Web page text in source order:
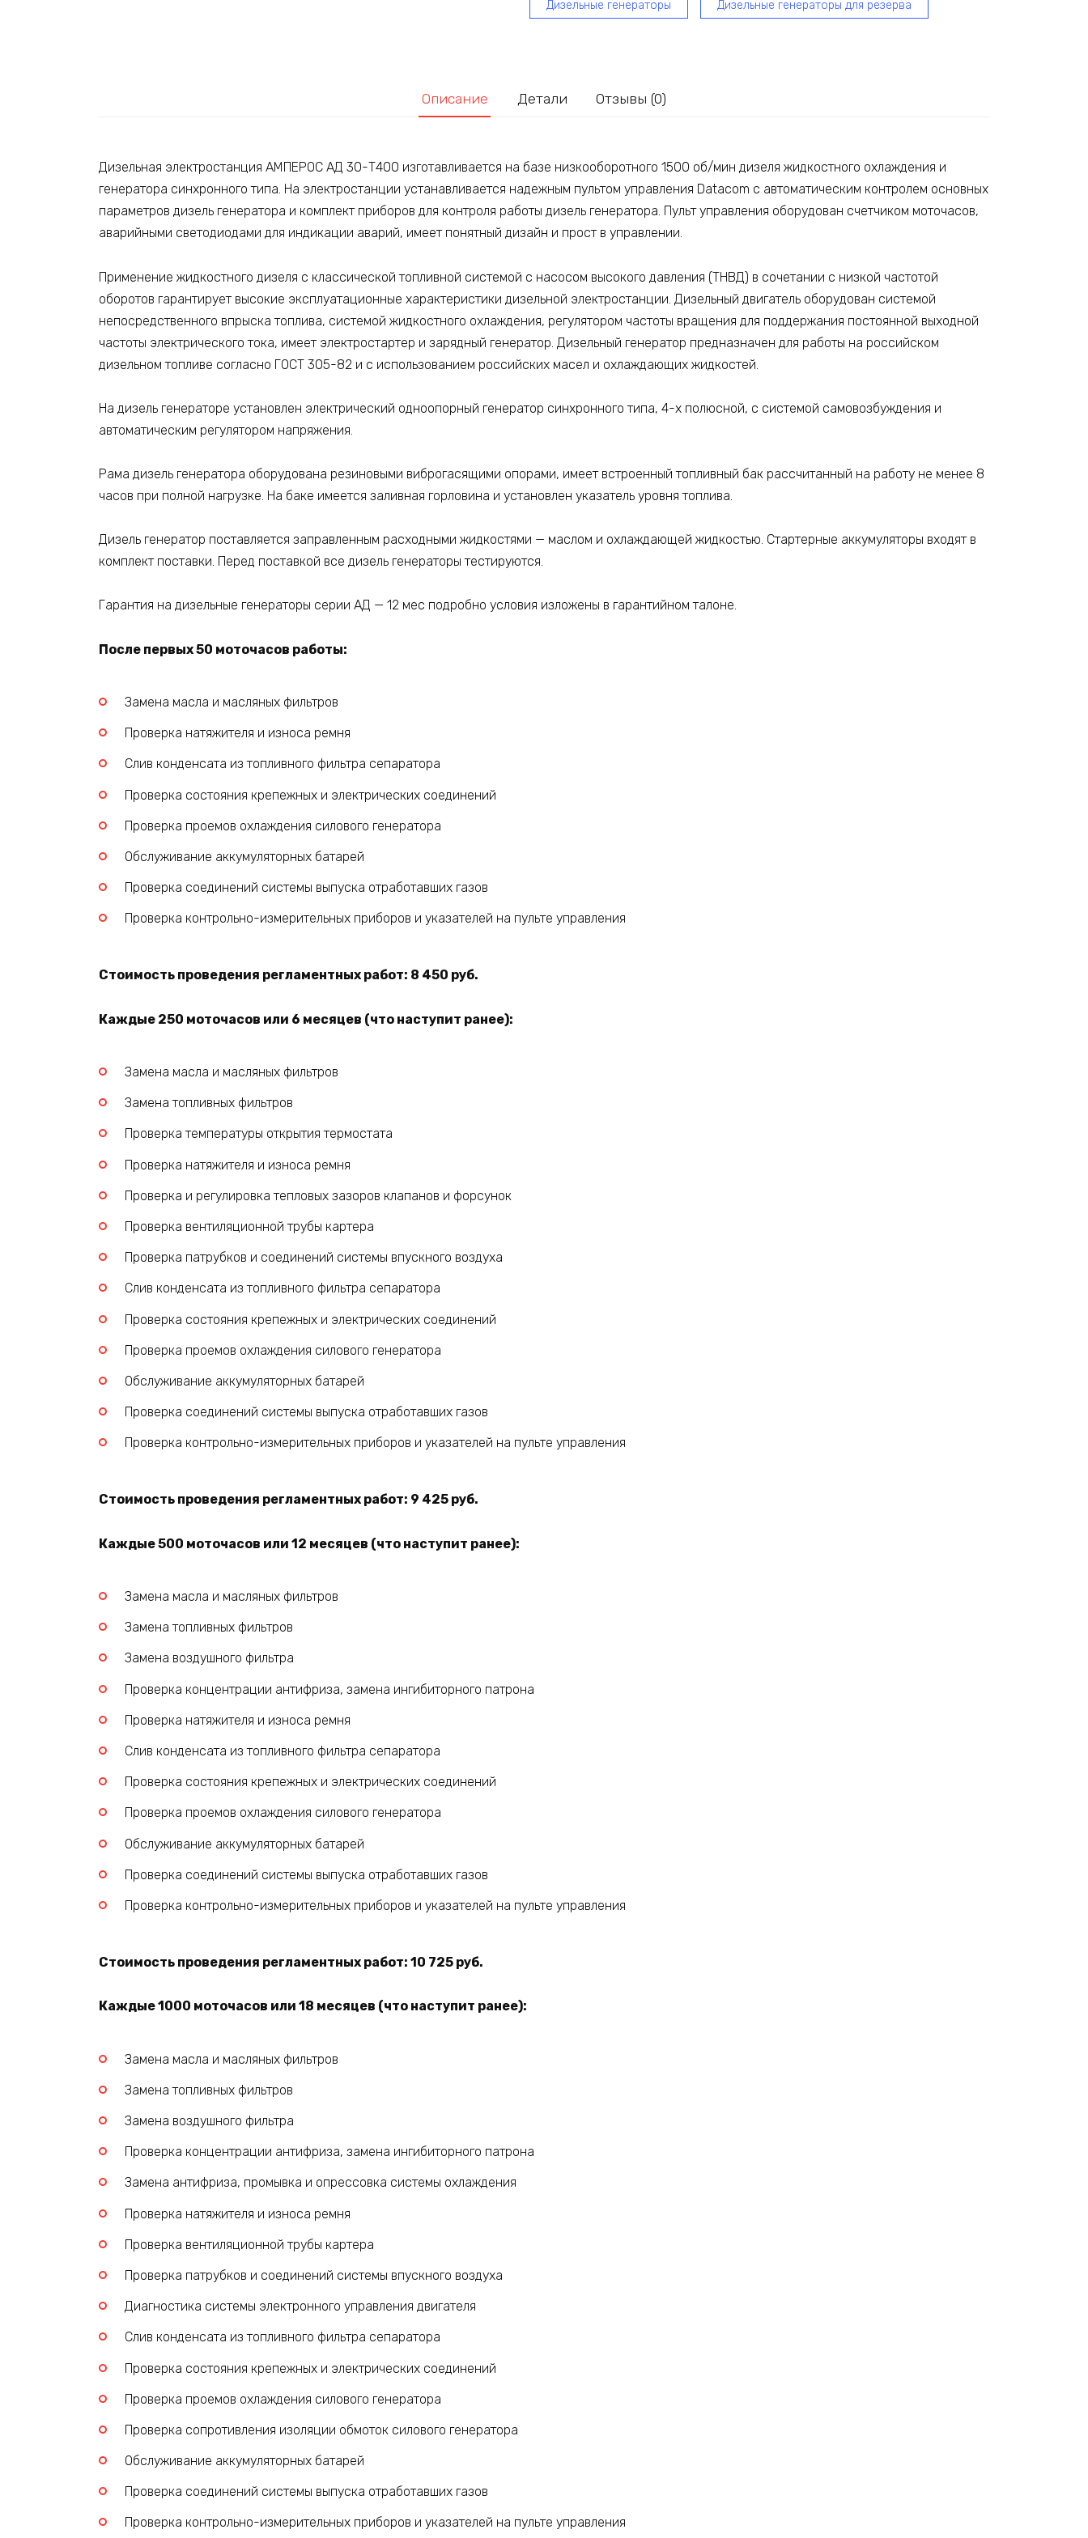
Дизельные генераторы Дизельные генераторы для резерва
Описание Детали Отзывы (0)
Дизельная электростанция АМПЕРОС АД 30-Т400 изготавливается на базе низкооборотного 1500 об/мин дизеля жидкостного охлаждения и
генератора синхронного типа. На электростанции устанавливается надежным пультом управления Datacom с автоматическим контролем основных
параметров дизель генератора и комплект приборов для контроля работы дизель генератора. Пульт управления оборудован счетчиком моточасов,
аварийными светодиодами для индикации аварий, имеет понятный дизайн и прост в управлении.
Применение жидкостного дизеля с классической топливной системой c насосом высокого давления (ТНВД) в сочетании с низкой частотой
оборотов гарантирует высокие эксплуатационные характеристики дизельной электростанции. Дизельный двигатель оборудован системой
непосредственного впрыска топлива, системой жидкостного охлаждения, регулятором частоты вращения для поддержания постоянной выходной
частоты электрического тока, имеет электростартер и зарядный генератор. Дизельный генератор предназначен для работы на российском
дизельном топливе согласно ГОСТ 305-82 и с использованием российских масел и охлаждающих жидкостей.
На дизель генераторе установлен электрический одноопорный генератор синхронного типа, 4-х полюсной, с системой самовозбуждения и
автоматическим регулятором напряжения.
Рама дизель генератора оборудована резиновыми виброгасящими опорами, имеет встроенный топливный бак рассчитанный на работу не менее 8
часов при полной нагрузке. На баке имеется заливная горловина и установлен указатель уровня топлива.
Дизель генератор поставляется заправленным расходными жидкостями — маслом и охлаждающей жидкостью. Стартерные аккумуляторы входят в
комплект поставки. Перед поставкой все дизель генераторы тестируются.
Гарантия на дизельные генераторы серии АД — 12 мес подробно условия изложены в гарантийном талоне.
После первых 50 моточасов работы:
Замена масла и масляных фильтров
Проверка натяжителя и износа ремня
Слив конденсата из топливного фильтра сепаратора
Проверка состояния крепежных и электрических соединений
Проверка проемов охлаждения силового генератора
Обслуживание аккумуляторных батарей
Проверка соединений системы выпуска отработавших газов
Проверка контрольно-измерительных приборов и указателей на пульте управления
Стоимость проведения регламентных работ: 8 450 руб.
Каждые 250 моточасов или 6 месяцев (что наступит ранее):
Замена масла и масляных фильтров
Замена топливных фильтров
Проверка температуры открытия термостата
Проверка натяжителя и износа ремня
Проверка и регулировка тепловых зазоров клапанов и форсунок
Проверка вентиляционной трубы картера
Проверка патрубков и соединений системы впускного воздуха
Слив конденсата из топливного фильтра сепаратора
Проверка состояния крепежных и электрических соединений
Проверка проемов охлаждения силового генератора
Обслуживание аккумуляторных батарей
Проверка соединений системы выпуска отработавших газов
Проверка контрольно-измерительных приборов и указателей на пульте управления
Стоимость проведения регламентных работ: 9 425 руб.
Каждые 500 моточасов или 12 месяцев (что наступит ранее):
Замена масла и масляных фильтров
Замена топливных фильтров
Замена воздушного фильтра
Проверка концентрации антифриза, замена ингибиторного патрона
Проверка натяжителя и износа ремня
Слив конденсата из топливного фильтра сепаратора
Проверка состояния крепежных и электрических соединений
Проверка проемов охлаждения силового генератора
Обслуживание аккумуляторных батарей
Проверка соединений системы выпуска отработавших газов
Проверка контрольно-измерительных приборов и указателей на пульте управления
Стоимость проведения регламентных работ: 10 725 руб.
Каждые 1000 моточасов или 18 месяцев (что наступит ранее):
Замена масла и масляных фильтров
Замена топливных фильтров
Замена воздушного фильтра
Проверка концентрации антифриза, замена ингибиторного патрона
Замена антифриза, промывка и опрессовка системы охлаждения
Проверка натяжителя и износа ремня
Проверка вентиляционной трубы картера
Проверка патрубков и соединений системы впускного воздуха
Диагностика системы электронного управления двигателя
Слив конденсата из топливного фильтра сепаратора
Проверка состояния крепежных и электрических соединений
Проверка проемов охлаждения силового генератора
Проверка сопротивления изоляции обмоток силового генератора
Обслуживание аккумуляторных батарей
Проверка соединений системы выпуска отработавших газов
Проверка контрольно-измерительных приборов и указателей на пульте управления